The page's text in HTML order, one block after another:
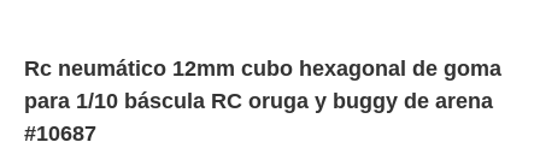
Rc neumático 12mm cubo hexagonal de goma
para 1/10 báscula RC oruga y buggy de arena
#10687